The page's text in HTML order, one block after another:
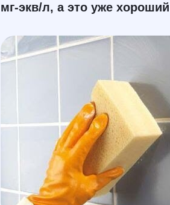
мг-экв/л, а это уже